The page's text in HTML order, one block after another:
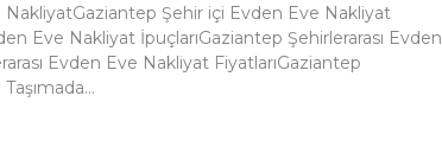
Şehir içi Evden Eve Nakliyat
Eve Nakliyat İpuçlarıGaziantep Şehirlerarası Evden
Evden Eve Nakliyat FiyatlarıGaziantep